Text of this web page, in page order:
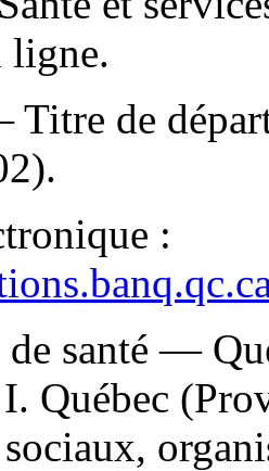
ligne.
de
:
de santé —
Québec
sociaux,